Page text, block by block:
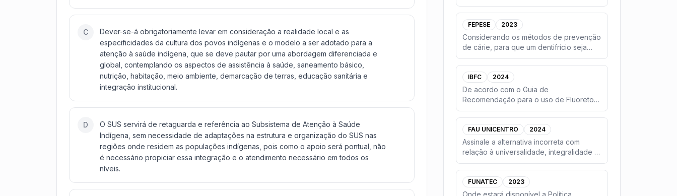
C
Dever-se-á obrigatoriamente levar em consideração a realidade local e as
especificidades da cultura dos povos indígenas e o modelo a ser adotado para a
atenção à saúde indígena, que se deve pautar por uma abordagem diferenciada e
global, contemplando os aspectos de assistência à saúde, saneamento básico,
nutrição, habitação, meio ambiente, demarcação de terras, educação sanitária e
integração institucional.
D
O SUS servirá de retaguarda e referência ao Subsistema de Atenção à Saúde
Indígena, sem necessidade de adaptações na estrutura e organização do SUS nas
regiões onde residem as populações indígenas, pois como o apoio será pontual, não
é necessário propiciar essa integração e o atendimento necessário em todos os
níveis.
quanto à sua veracidade.(...
FEPESE 2023
Considerando os métodos de prevenção
de cárie, para que um dentifrício seja
considerado eficiente, e...
IBFC 2024
De acordo com o Guia de
Recomendação para o uso de Fluoretos
no Brasil, ano de 2009, do Ministério d...
FAU UNICENTRO 2024
Assinale a alternativa incorreta com
relação à universalidade, integralidade e
equidade no SUS:...
FUNATEC 2023
Onde estará disponível a Política